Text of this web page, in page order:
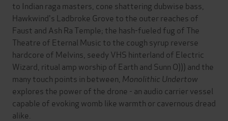
to Indian raga masters, cone shattering dubwise bass,
Hawkwind's Ladbroke Grove to the outer reaches of
Faust and Ash Ra Temple; the hash-fueled fug of The
Theatre of Eternal Music to the cough syrup reverse
hardcore of Melvins, seedy VHS hinterland of Electric
Wizard, ritual amp worship of Earth and Sunn O))) and the
many touch points in between, Monolithic Undertow
explores the power of the drone - an audio carrier vessel
capable of evoking womb like warmth or cavernous dread
alike.